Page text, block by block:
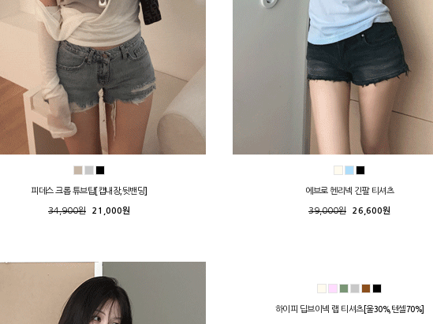
피데스 크롭 튜브탑[캡내장,뒷밴딩]
34,900원 21,000원
에브로 헨리넥 긴팔 티셔츠
39,000원 26,600원
하이피 딥브이넥 랩 티셔츠[울30%,텐셀70%]